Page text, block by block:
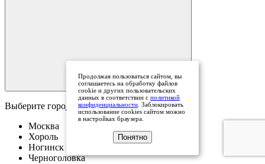
Выберите город
Москва
Хороль
Ногинск
Черноголовка
Продолжая пользоваться сайтом, вы
соглашаетесь на обработку файлов
cookie и других пользовательских
данных в соответствии с политикой
конфиденциальности . Заблокировать
использование cookies сайтом можно
в настройках браузера.
Понятно